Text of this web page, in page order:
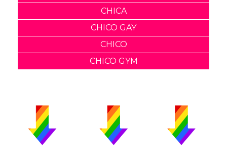
CHICA
CHICO GAY
CHICO
CHICO GYM